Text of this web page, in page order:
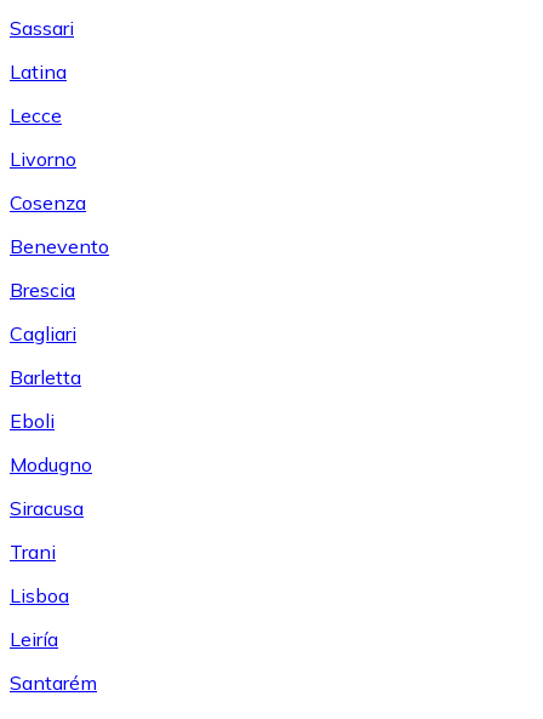
Sassari
Latina
Lecce
Livorno
Cosenza
Benevento
Brescia
Cagliari
Barletta
Eboli
Modugno
Siracusa
Trani
Lisboa
Leiría
Santarém